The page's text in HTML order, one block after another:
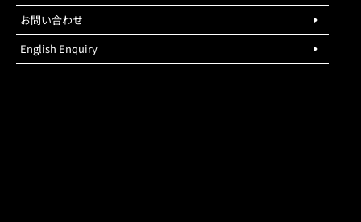
お問い合わせ
English Enquiry